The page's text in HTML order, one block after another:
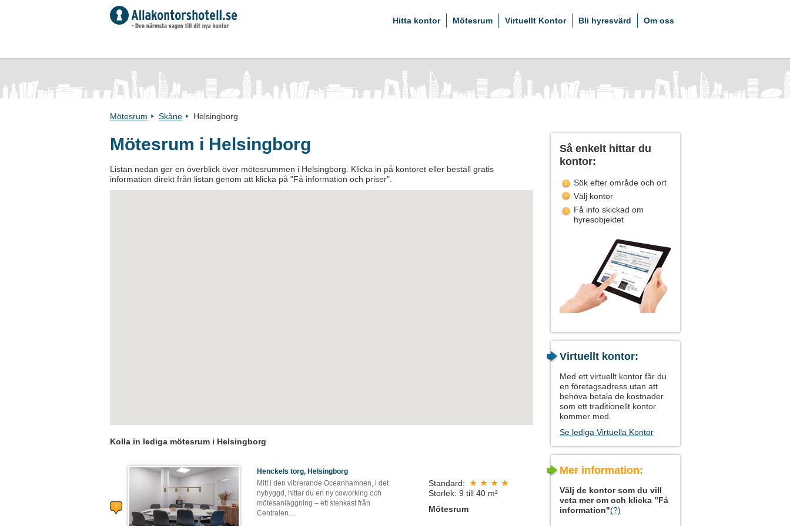
Hitta kontor Mötesrum Virtuellt Kontor Bli hyresvärd Om oss
Mötesrum Skåne Helsingborg
Mötesrum i Helsingborg
Listan nedan ger en överblick över mötesrummen i Helsingborg. Klicka in på kontoret eller beställ gratis
information direkt från listan genom att klicka på "Få information och priser".
Kolla in lediga mötesrum i Helsingborg
Henckels torg, Helsingborg
Mitt i den vibrerande Oceanhamnen, i det
nybyggd, hittar du en ny coworking och
mötesanläggning – ett stenkast från
Centralen....
Standard:
Storlek: 9 till 40 m²
Mötesrum
Så enkelt hittar du
kontor:
Sök efter område och ort
Välj kontor
Få info skickad om
hyresobjektet
Virtuellt kontor:
Med ett virtuellt kontor får du
en företagsadress utan att
behöva betala de kostnader
som ett traditionellt kontor
kommer med.
Se lediga Virtuella Kontor
Mer information:
Välj de kontor som du vill
veta mer om och klicka ”Få
information"(?)